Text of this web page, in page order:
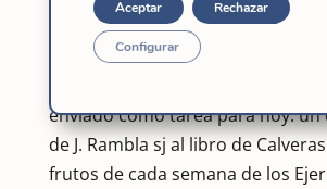
pudimos compartir nuestras
ambiente de agradable
enviado como tarea para hoy:
de J. Rambla sj al libro de
frutos de cada semana de los
Aceptar Rechazar
Configurar